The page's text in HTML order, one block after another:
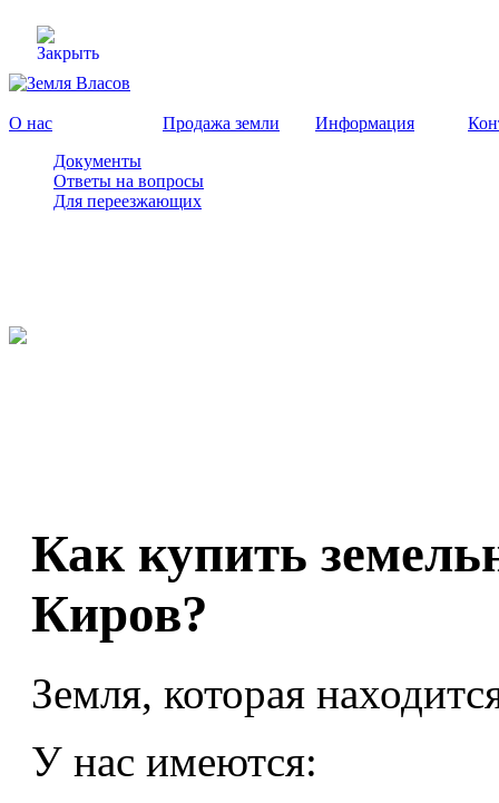
О нас Продажа земли Информация
Документы
Ответы на вопросы
Для переезжающих
Продажа земельных
Как купить
Киров?
Земля, которая
У нас имеются: